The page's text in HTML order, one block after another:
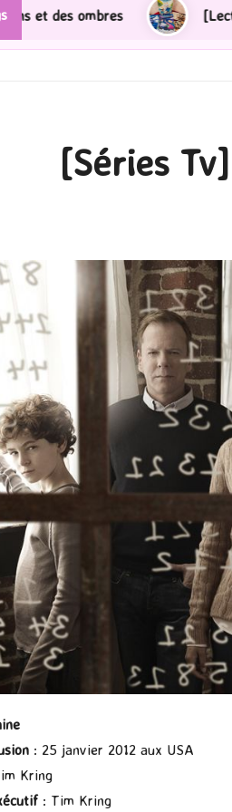
[Lecture] Gardiens des
[Séries
: 25 janvier 2012 aux USA
Kring
: Tim Kring